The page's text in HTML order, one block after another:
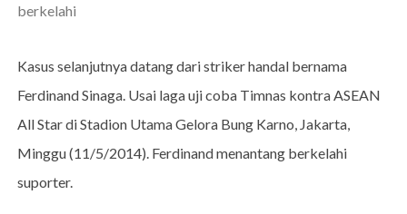
berkelahi
Kasus selanjutnya datang dari striker handal bernama
Ferdinand Sinaga. Usai laga uji coba Timnas kontra ASEAN
All Star di Stadion Utama Gelora Bung Karno, Jakarta,
Minggu (11/5/2014). Ferdinand menantang berkelahi
suporter.